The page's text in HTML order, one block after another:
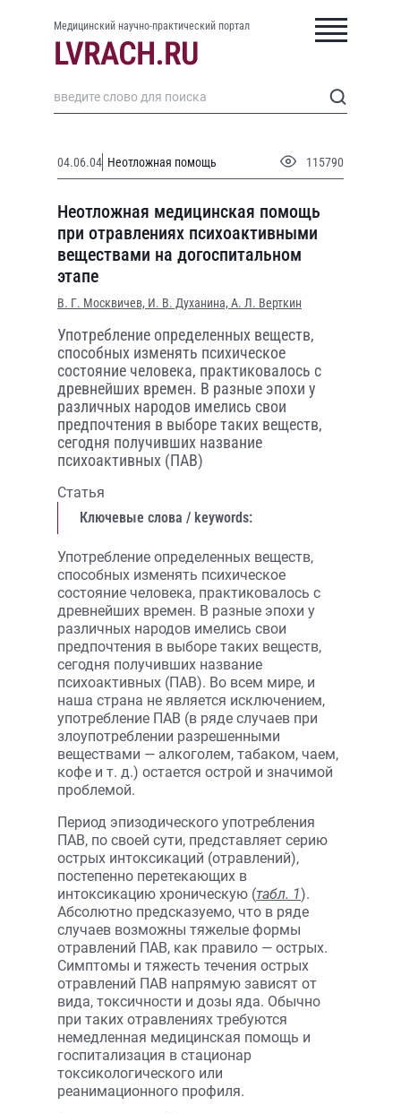
Медицинский научно-практический портал
04.06.04 Неотложная помощь 115790
Неотложная медицинская помощь
при отравлениях психоактивными
веществами на догоспитальном
этапе
В. Г. Москвичев, И. В. Духанина, А. Л. Верткин
Употребление определенных веществ,
способных изменять психическое
состояние человека, практиковалось с
древнейших времен. В разные эпохи у
различных народов имелись свои
предпочтения в выборе таких веществ,
сегодня получивших название
психоактивных (ПАВ)
Статья
Ключевые слова / keywords:
Употребление определенных веществ,
способных изменять психическое
состояние человека, практиковалось с
древнейших времен. В разные эпохи у
различных народов имелись свои
предпочтения в выборе таких веществ,
сегодня получивших название
психоактивных (ПАВ). Во всем мире, и
наша страна не является исключением,
употребление ПАВ (в ряде случаев при
злоупотреблении разрешенными
веществами — алкоголем, табаком, чаем,
кофе и т. д.) остается острой и значимой
проблемой.
Период эпизодического употребления
ПАВ, по своей сути, представляет серию
острых интоксикаций (отравлений),
постепенно перетекающих в
интоксикацию хроническую (табл. 1).
Абсолютно предсказуемо, что в ряде
случаев возможны тяжелые формы
отравлений ПАВ, как правило — острых.
Симптомы и тяжесть течения острых
отравлений ПАВ напрямую зависят от
вида, токсичности и дозы яда. Обычно
при таких отравлениях требуются
немедленная медицинская помощь и
госпитализация в стационар
токсикологического или
реанимационного профиля.